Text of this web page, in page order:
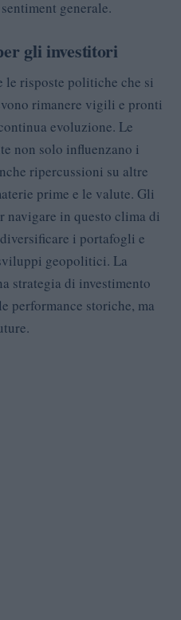
generale.
gli investitori
le risposte politiche che si
rimanere vigili e pronti
evoluzione. Le
non solo influenzano i
ripercussioni su altre
prime e le valute. Gli
navigare in questo clima di
i portafogli e
geopolitici. La
strategia di investimento
performance storiche, ma